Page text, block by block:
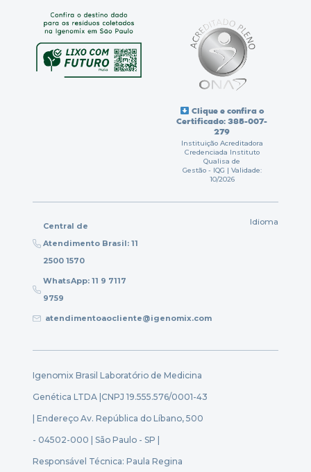
Clique e confira o
Certificado: 385-007-
279
Instituição Acreditadora
Credenciada Instituto
Qualisa de
Gestão - IQG | Validade:
10/2026
Central de
Atendimento Brasil: 11
2500 1570
WhatsApp: 11 9 7117
9759
atendimentoaocliente@igenomix.com
Idioma
Igenomix Brasil Laboratório de Medicina
Genética LTDA |CNPJ 19.555.576/0001-43
| Endereço Av. República do Líbano, 500
- 04502-000 | São Paulo - SP |
Responsável Técnica: Paula Regina